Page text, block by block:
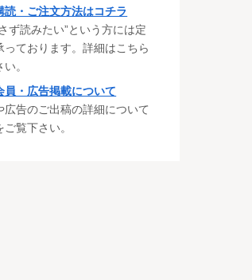
読・ご注文方法はコチラ
ず読みたい”という方には定
っております。詳細はこちら
。
員・広告掲載について
広告のご出稿の詳細について
覧下さい。